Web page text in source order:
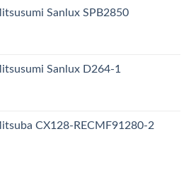
Sanlux SPB2850
Sanlux D264-1
CX128-RECMF91280-2